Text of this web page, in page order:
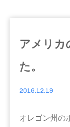
アメリカ
た。
2016.12.19
オレゴン州の